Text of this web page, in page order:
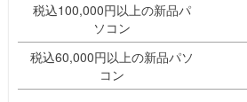
税込100,000円以上の新品パ
ソコン
税込60,000円以上の新品パソ
コン